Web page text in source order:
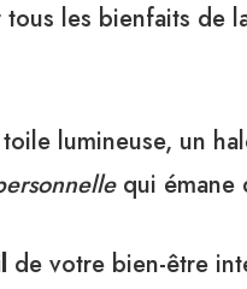
les bienfaits de
lumineuse, un
qui émane
de votre bien-être